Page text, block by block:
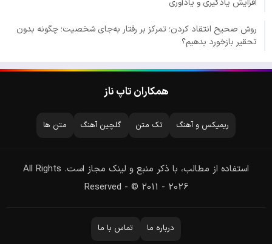
افزایش یادگیری و یادآوری
روش صحیح انتقاد کردن؛ تمرکز بر رفتار به‌جای شخصیت؛ چگونه بدون
تحقیر بازخورد بدهیم؟
همکاران تاپ ناز
ریمیکس و آهنگ تک متن گلچین آهنگ متن ها
استفاده از مطالب، با ذکر منبع و لینک مجاز است. All Rights
Reserved - © 2011 - 2026
درباره ما تماس با ما